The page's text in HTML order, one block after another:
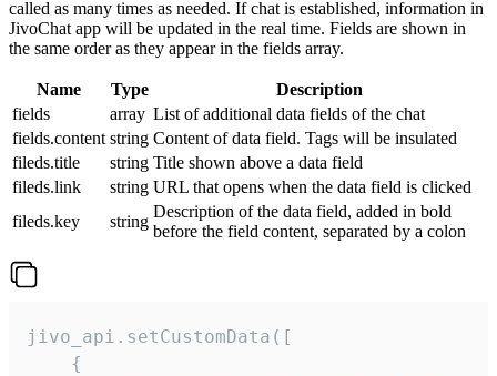
called as many times as needed. If chat is established, information in
JivoChat app will be updated in the real time. Fields are shown in
the same order as they appear in the fields array.
Name Type
Description
fields
array List of additional data fields of the chat
fields.content string Content of data field. Tags will be insulated
fileds.title
string Title shown above a data field
fileds.link
string URL that opens when the data field is clicked
fileds.key
string
Description of the data field, added in bold
before the field content, separated by a colon
jivo_api.setCustomData([
    {